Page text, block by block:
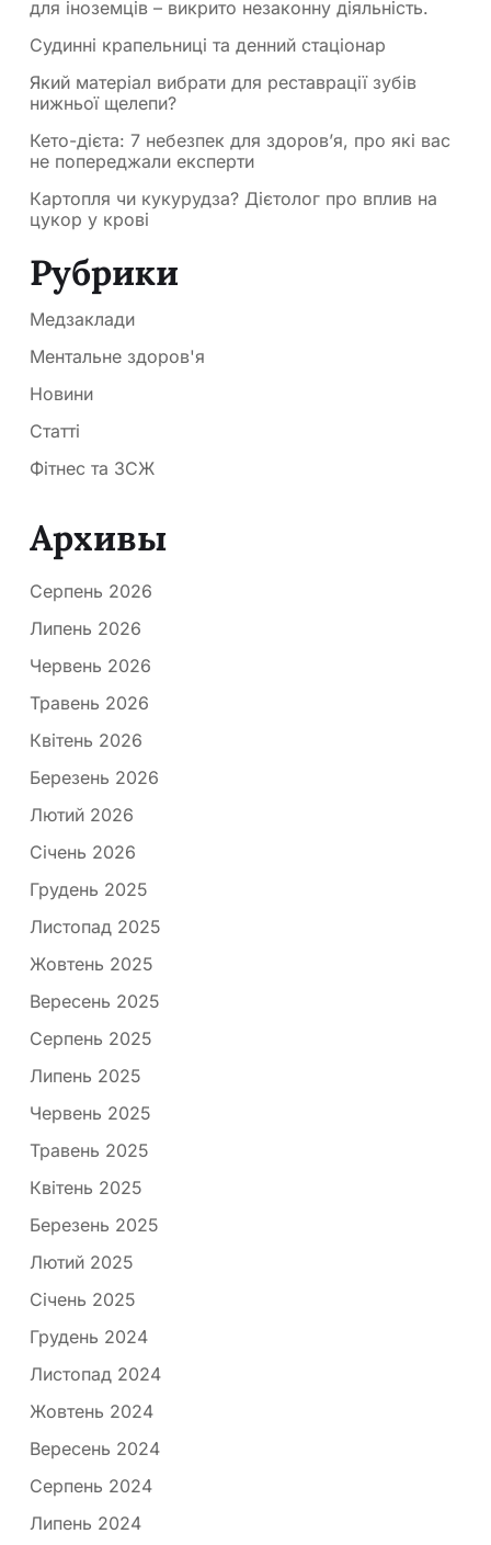
для іноземців – викрито незаконну діяльність.
Судинні крапельниці та денний стаціонар
Який матеріал вибрати для реставрації зубів
нижньої щелепи?
Кето-дієта: 7 небезпек для здоров’я, про які вас
не попереджали експерти
Картопля чи кукурудза? Дієтолог про вплив на
цукор у крові
Рубрики
Медзаклади
Ментальне здоров'я
Новини
Статті
Фітнес та ЗСЖ
Архивы
Серпень 2026
Липень 2026
Червень 2026
Травень 2026
Квітень 2026
Березень 2026
Лютий 2026
Січень 2026
Грудень 2025
Листопад 2025
Жовтень 2025
Вересень 2025
Серпень 2025
Липень 2025
Червень 2025
Травень 2025
Квітень 2025
Березень 2025
Лютий 2025
Січень 2025
Грудень 2024
Листопад 2024
Жовтень 2024
Вересень 2024
Серпень 2024
Липень 2024